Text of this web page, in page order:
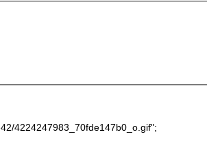
4224247983_70fde147b0_o.gif";